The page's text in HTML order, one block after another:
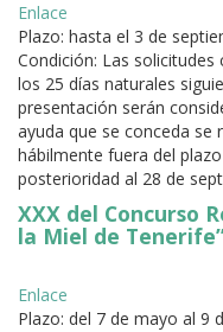
Enlace
Plazo: hasta el 3 de
Condición: Las
los 25 días naturales
presentación serán
ayuda que se conceda se
hábilmente fuera del
posterioridad al 28 de
XXX del Concurso
la Miel de
Enlace
Plazo: del 7 de mayo al 9